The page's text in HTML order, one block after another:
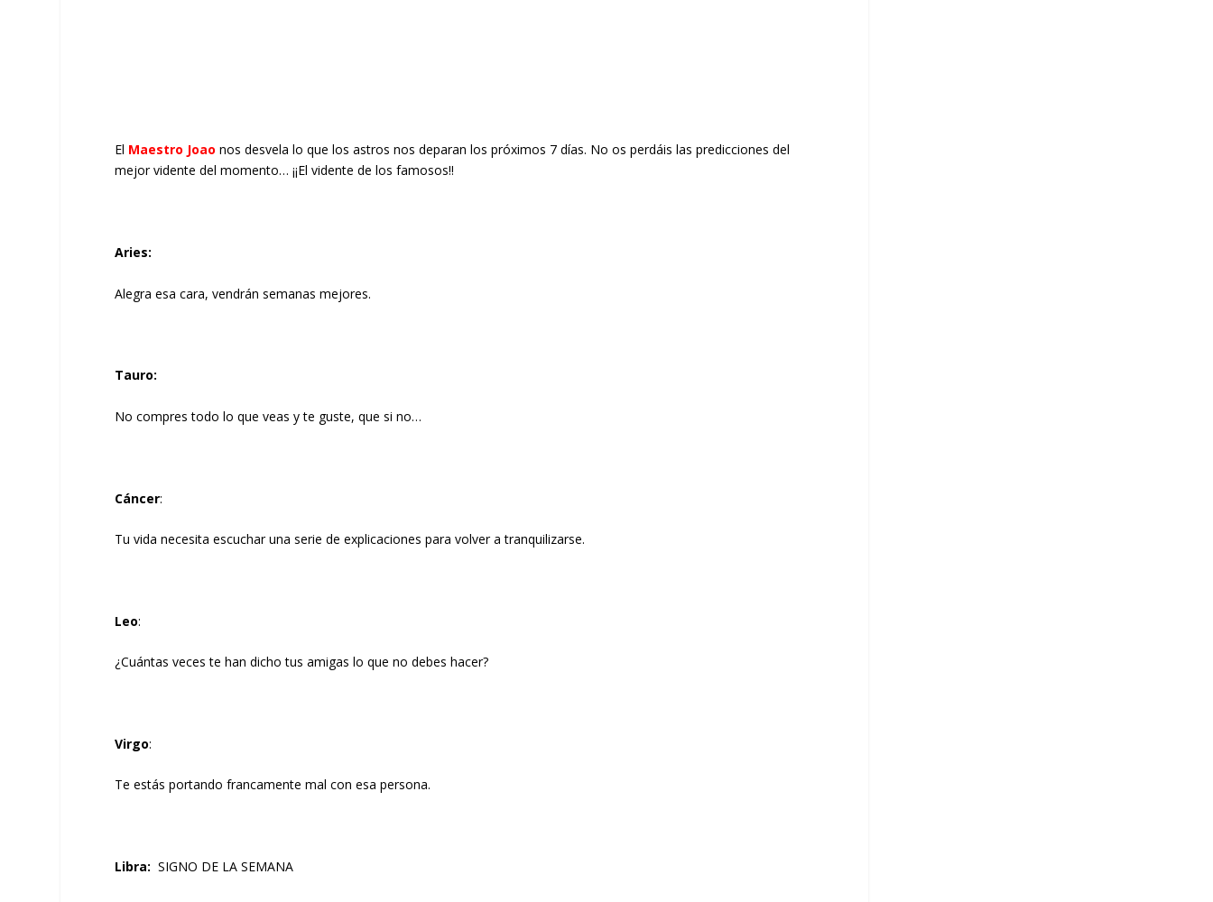
El Maestro Joao nos desvela lo que los astros nos deparan los próximos 7 días. No os perdáis las predicciones del
mejor vidente del momento… ¡¡El vidente de los famosos!!
Aries:
Alegra esa cara, vendrán semanas mejores.
Tauro:
No compres todo lo que veas y te guste, que si no…
Cáncer:
Tu vida necesita escuchar una serie de explicaciones para volver a tranquilizarse.
Leo:
¿Cuántas veces te han dicho tus amigas lo que no debes hacer?
Virgo:
Te estás portando francamente mal con esa persona.
Libra:SIGNO DE LA SEMANA